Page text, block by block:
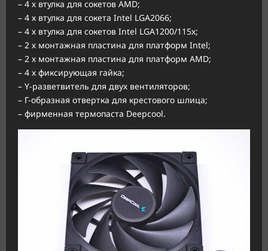
– 4 х втулка для сокетов AMD;
– 4 х втулка для сокета Intel LGA2066;
– 4 х втулка для сокетов Intel LGA1200/115х;
– 2 х монтажная пластина для платформ Intel;
– 2 х монтажная пластина для платформ AMD;
– 4 х фиксирующая гайка;
– Y-разветвитель для двух вентиляторов;
– Г-образная отвертка для крестового шлица;
– фирменная термопаста Deepcool.